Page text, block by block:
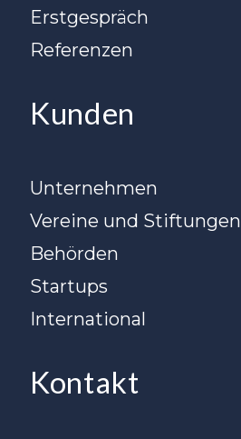
Erstgespräch
Referenzen
Kunden
Unternehmen
Vereine und Stiftungen
Behörden
Startups
International
Kontakt